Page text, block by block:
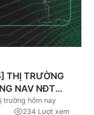
THỊ TRƯỜNG
NAV NĐT
trường hôm nay
234 Lượt xem